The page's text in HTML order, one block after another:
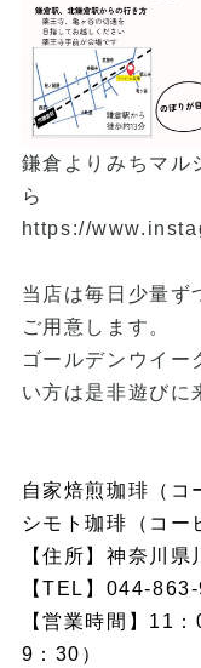
鎌倉よりみちマル
ら
https://
当店は毎日少量ず
ご用意します。
ゴールデンウイー
い方は是非遊びに
自家焙煎珈琲（コ
シモト珈琲（コー
【住所】神奈川
【TEL】044-
【営業時間】11
9：30）